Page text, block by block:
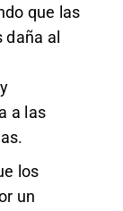
que las
al
a las
los
un